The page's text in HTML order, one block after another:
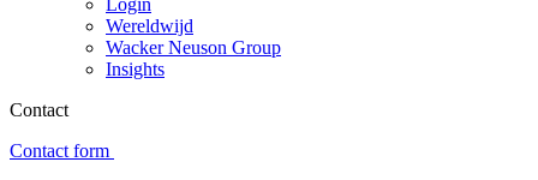
Login
Wereldwijd
Wacker Neuson Group
Insights
Contact
Contact form